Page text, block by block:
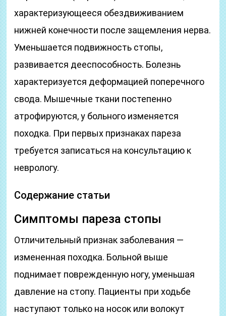
характеризующееся обездвиживанием
нижней конечности после защемления нерва.
Уменьшается подвижность стопы,
развивается дееспособность. Болезнь
характеризуется деформацией поперечного
свода. Мышечные ткани постепенно
атрофируются, у больного изменяется
походка. При первых признаках пареза
требуется записаться на консультацию к
неврологу.
Содержание статьи
Симптомы пареза стопы
Отличительный признак заболевания —
измененная походка. Больной выше
поднимает поврежденную ногу, уменьшая
давление на стопу. Пациенты при ходьбе
наступают только на носок или волокут